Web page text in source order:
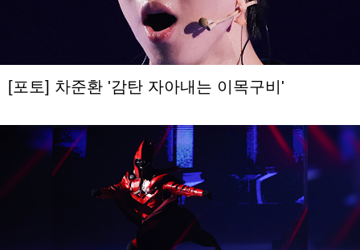
[포토] 차준환 '감탄 자아내는 이목구비'